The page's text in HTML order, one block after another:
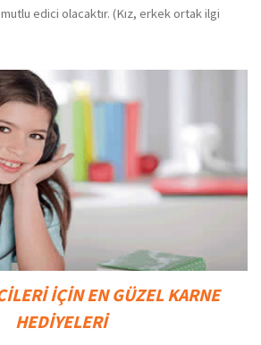
edici olacaktır. (Kız, erkek ortak ilgi
İÇİN EN GÜZEL KARNE
HEDİYELERİ